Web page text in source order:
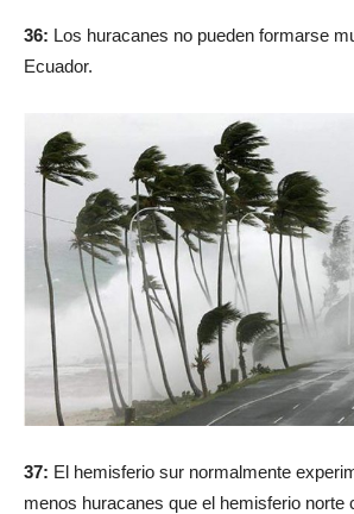
36: Los huracanes no pueden formarse
Ecuador.
37: El hemisferio sur normalmente
menos huracanes que el hemisferio norte